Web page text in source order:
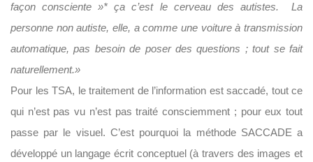
façon consciente »* ça c’est le cerveau des autistes. La
personne non autiste, elle, a comme une voiture à transmission
automatique, pas besoin de poser des questions ; tout se fait
naturellement.»
Pour les TSA, le traitement de l’information est saccadé, tout ce
qui n’est pas vu n’est pas traité consciemment ; pour eux tout
passe par le visuel. C’est pourquoi la méthode SACCADE a
développé un langage écrit conceptuel (à travers des images et